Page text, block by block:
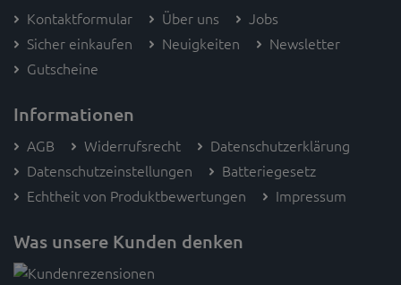
Kontaktformular Über uns
Jobs
Sicher einkaufen
Neuigkeiten
Newsletter
Gutscheine
Informationen
AGB Widerrufsrecht
Datenschutzerklärung
Datenschutzeinstellungen
Batteriegesetz
Echtheit von Produktbewertungen
Impressum
Was unsere Kunden denken